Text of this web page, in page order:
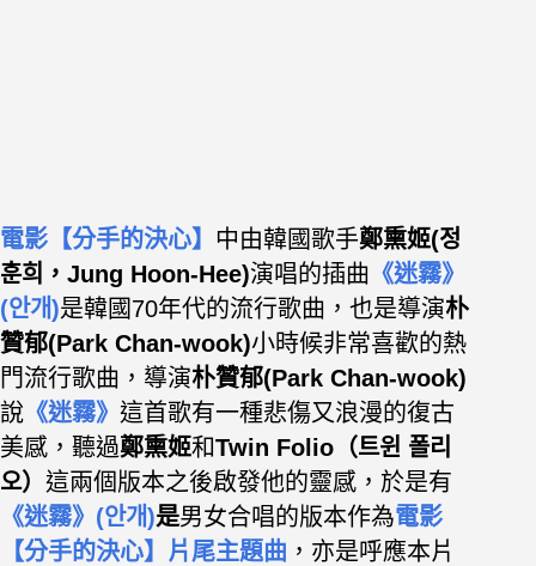
電影【分手的決心】 中由韓國歌手鄭熏姬(정
훈희，Jung Hoon-Hee)演唱的插曲 《迷霧》
(안개)是韓國70年代的流行歌曲，也是導演朴
贊郁(Park Chan-wook)小時候非常喜歡的熱
門流行歌曲，導演朴贊郁(Park Chan-wook)
說 《迷霧》 這首歌有一種悲傷又浪漫的復古
美感，聽過鄭熏姬和Twin Folio （트윈 폴리
오） 這兩個版本之後啟發他的靈感，於是有
《迷霧》 (안개)是男女合唱的版本作為電影
【分手的決心】片尾主題曲 ，亦是呼應本片